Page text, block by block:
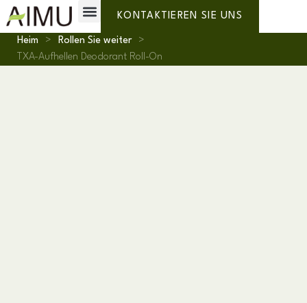
KONTAKTIEREN SIE UNS
Heim > Rollen Sie weiter
>
TXA-Aufhellen Deodorant Roll-On